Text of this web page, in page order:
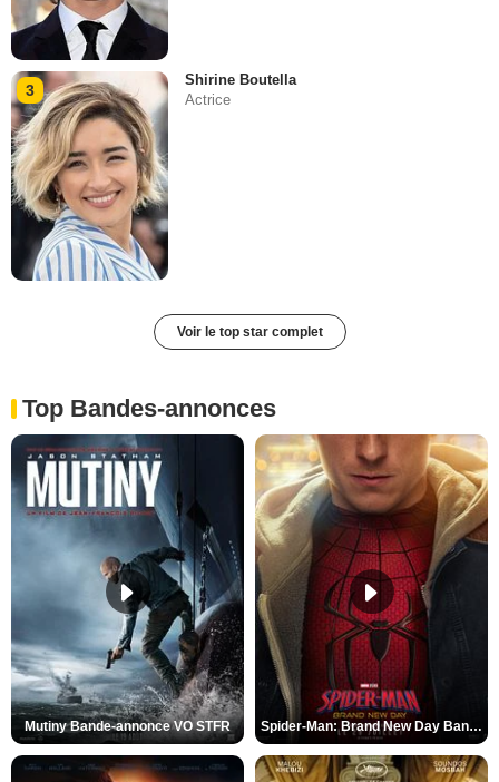
3
Shirine Boutella
Actrice
Voir le top star complet
Top Bandes-annonces
Mutiny Bande-annonce VO STFR Spider-Man: Brand New Day Bande-annonce VO STFR